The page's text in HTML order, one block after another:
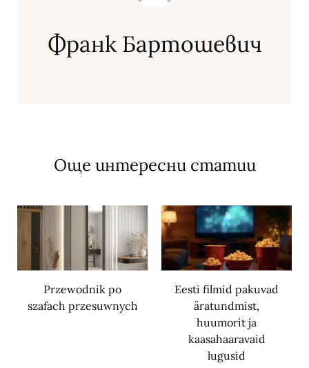
Франк Бартошевич
Още интересни статии
Przewodnik po
szafach przesuwnych
Eesti filmid pakuvad
äratundmist,
huumorit ja
kaasahaaravaid
lugusid